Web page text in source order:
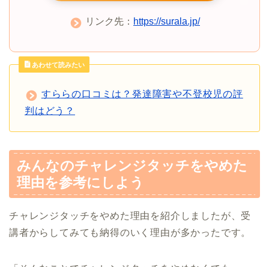
リンク先： https://surala.jp/
あわせて読みたい
すららの口コミは？発達障害や不登校児の評
判はどう？
みんなのチャレンジタッチをやめた
理由を参考にしよう
チャレンジタッチをやめた理由を紹介しましたが、受
講者からしてみても納得のいく理由が多かったです。